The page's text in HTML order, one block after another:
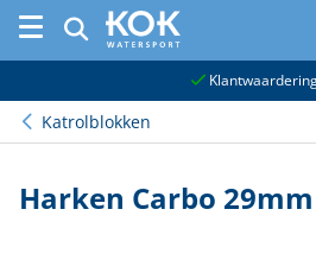
Katrolblokken
Harken Carbo